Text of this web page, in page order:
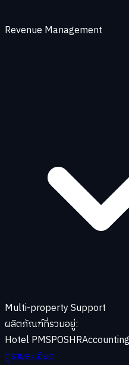
Revenue Management
Multi-property Support
ผลิตภัณฑ์ที่รวมอยู่:
Hotel PMSPOSHRAccounting
ดูรายละเอียด